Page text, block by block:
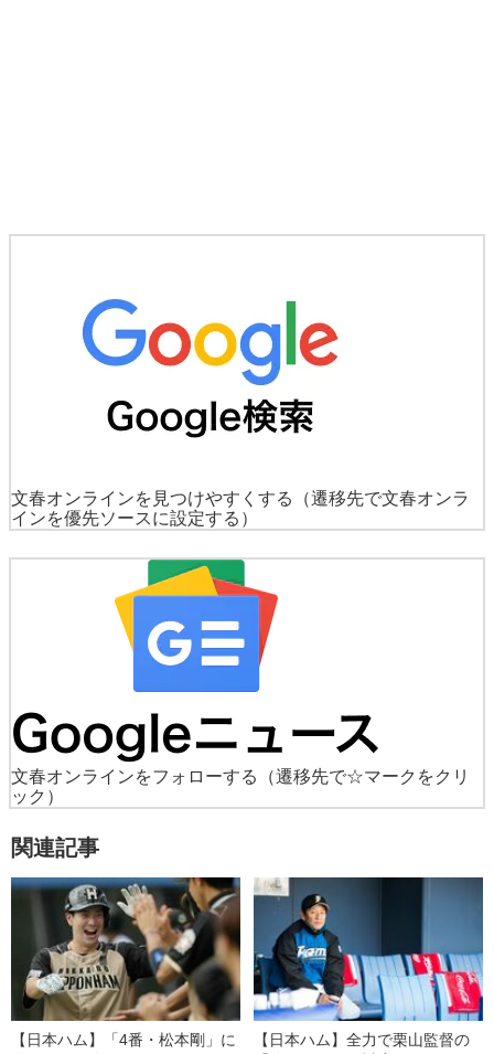
文春オンラインを見つけやすくする
（遷移先で文春オンラ
インを優先ソースに設定する）
文春オンラインをフォローする
（遷移先で☆マークをクリ
ック）
関連記事
【日本ハム】「4番・松本剛」に
【日本ハム】全力で栗山監督の